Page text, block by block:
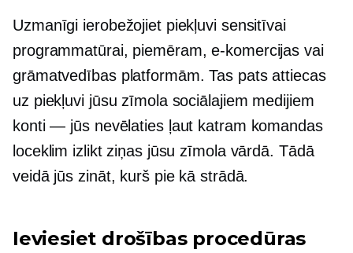
Uzmanīgi ierobežojiet piekļuvi sensitīvai
programmatūrai, piemēram, e-komercijas vai
grāmatvedības platformām. Tas pats attiecas
uz piekļuvi jūsu zīmola sociālajiem medijiem
konti — jūsnevēlaties ļaut katram komandas
loceklim izlikt ziņas jūsu zīmola vārdā. Tādā
veidā jūs zināt, kurš pie kā strādā.
Ieviesiet drošības procedūras